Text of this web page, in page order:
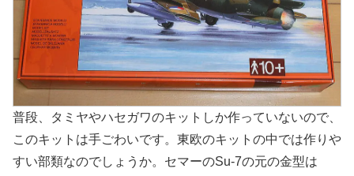
普段、タミヤやハセガワのキットしか作っていないので、
このキットは手ごわいです。東欧のキットの中では作りや
すい部類なのでしょうか。セマーのSu-7の元の金型は